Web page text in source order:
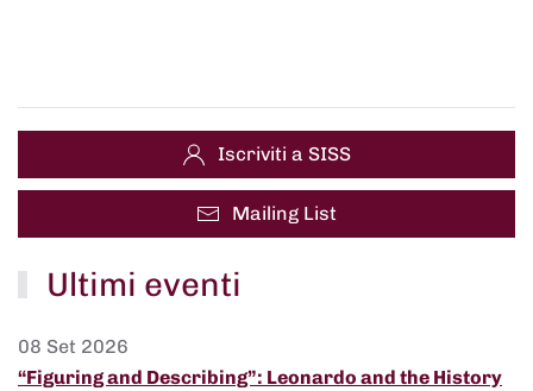
Iscriviti a SISS
Mailing List
Ultimi eventi
08 Set 2026
“Figuring and Describing”: Leonardo and the History